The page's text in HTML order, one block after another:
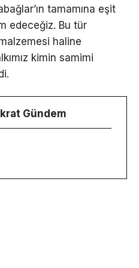
tamamına eşit
edeceğiz. Bu tür
haline
kimin samimi
Gündem